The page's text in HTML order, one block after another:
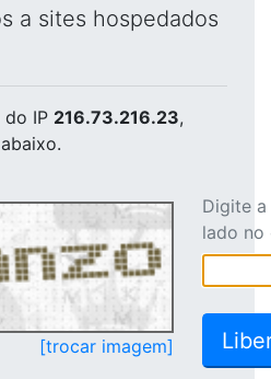
a sites hospedados
do IP 216.73.216.23,
[trocar imagem]
Digite
lado no